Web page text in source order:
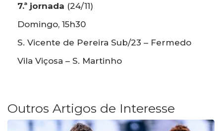
7.ª jornada (24/11)
Domingo, 15h30
S. Vicente de Pereira Sub/23 – Fermedo
Vila Viçosa – S. Martinho
Outros Artigos de Interesse